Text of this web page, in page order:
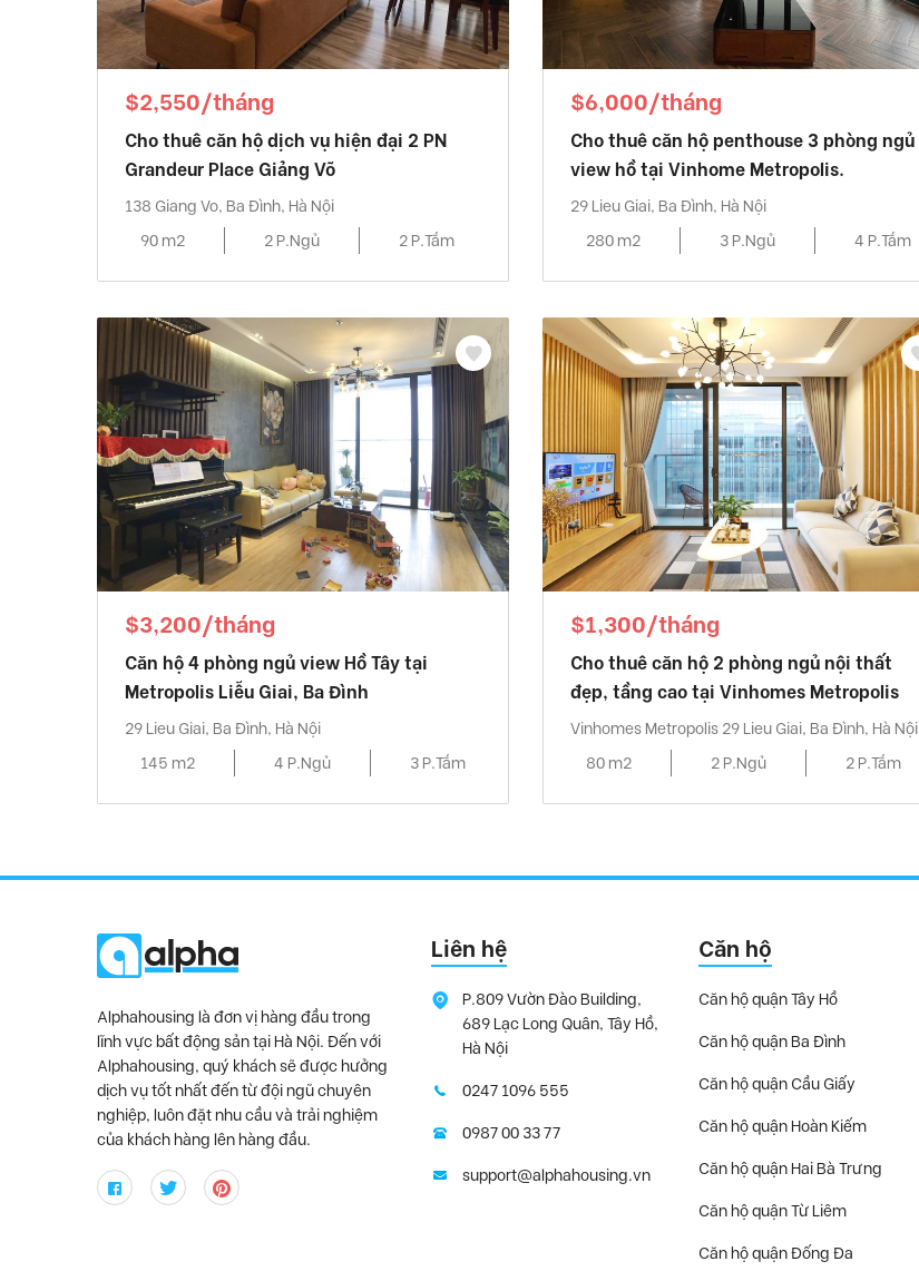
$2,550/tháng
Cho thuê căn hộ dịch vụ hiện đại 2 PN
Grandeur Place Giảng Võ
138 Giang Vo, Ba Đình, Hà Nội
90 m2
2 P.Ngủ 2 P.Tắm
$6,000/tháng
Cho thuê căn hộ penthouse 3 phòng ngủ
view hồ tại Vinhome Metropolis.
29 Lieu Giai, Ba Đình, Hà Nội
280 m2
3 P.Ngủ 4 P.Tắm
$3,200/tháng
Căn hộ 4 phòng ngủ view Hồ Tây tại
Metropolis Liễu Giai, Ba Đình
29 Lieu Giai, Ba Đình, Hà Nội
145 m2
4 P.Ngủ 3 P.Tắm
$1,300/tháng
Cho thuê căn hộ 2 phòng ngủ nội thất
đẹp, tầng cao tại Vinhomes Metropolis
Vinhomes Metropolis 29 Lieu Giai, Ba Đình, Hà Nội
80 m2
2 P.Ngủ 2 P.Tắm
Alphahousing là đơn vị hàng đầu trong
lĩnh vực bất động sản tại Hà Nội. Đến với
Alphahousing, quý khách sẽ được hưởng
dịch vụ tốt nhất đến từ đội ngũ chuyên
nghiệp, luôn đặt nhu cầu và trải nghiệm
của khách hàng lên hàng đầu.
Liên hệ
P.809 Vườn Đào Building,
689 Lạc Long Quân, Tây Hồ,
Hà Nội
0247 1096 555
0987 00 33 77
support@alphahousing.vn
Căn hộ
Căn hộ quận Tây Hồ
Căn hộ quận Ba Đình
Căn hộ quận Cầu Giấy
Căn hộ quận Hoàn Kiếm
Căn hộ quận Hai Bà Trưng
Căn hộ quận Từ Liêm
Căn hộ quận Đống Đa